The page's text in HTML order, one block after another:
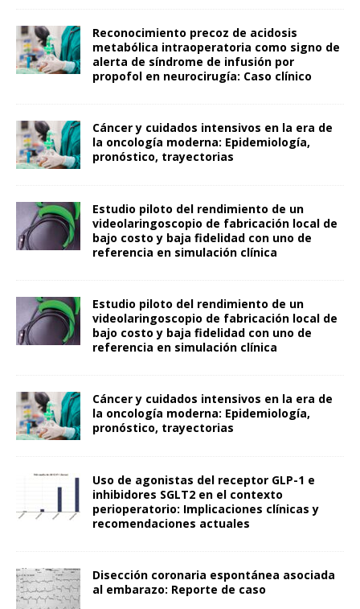
Reconocimiento precoz de acidosis
metabólica intraoperatoria como signo de
alerta de síndrome de infusión por
propofol en neurocirugía: Caso clínico
Cáncer y cuidados intensivos en la era de
la oncología moderna: Epidemiología,
pronóstico, trayectorias
Estudio piloto del rendimiento de un
videolaringoscopio de fabricación local de
bajo costo y baja fidelidad con uno de
referencia en simulación clínica
Estudio piloto del rendimiento de un
videolaringoscopio de fabricación local de
bajo costo y baja fidelidad con uno de
referencia en simulación clínica
Cáncer y cuidados intensivos en la era de
la oncología moderna: Epidemiología,
pronóstico, trayectorias
Uso de agonistas del receptor GLP-1 e
inhibidores SGLT2 en el contexto
perioperatorio: Implicaciones clínicas y
recomendaciones actuales
Disección coronaria espontánea asociada
al embarazo: Reporte de caso